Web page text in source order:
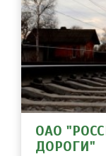
ОАО
ДОРОГИ"